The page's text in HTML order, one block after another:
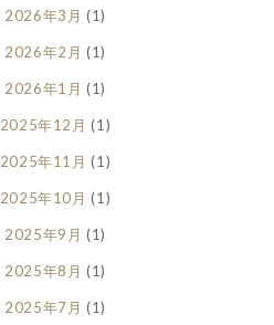
2026年3月 (1)
2026年2月 (1)
2026年1月 (1)
2025年12月 (1)
2025年11月 (1)
2025年10月 (1)
2025年9月 (1)
2025年8月 (1)
2025年7月 (1)